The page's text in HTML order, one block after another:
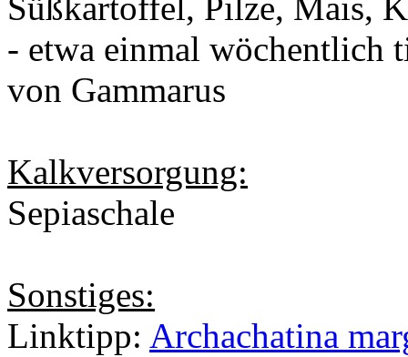
Süßkartoffel, Pilze, Mais,
- etwa einmal wöchentlich
von Gammarus
Kalkversorgung:
Sepiaschale
Sonstiges:
Linktipp: Archachatina